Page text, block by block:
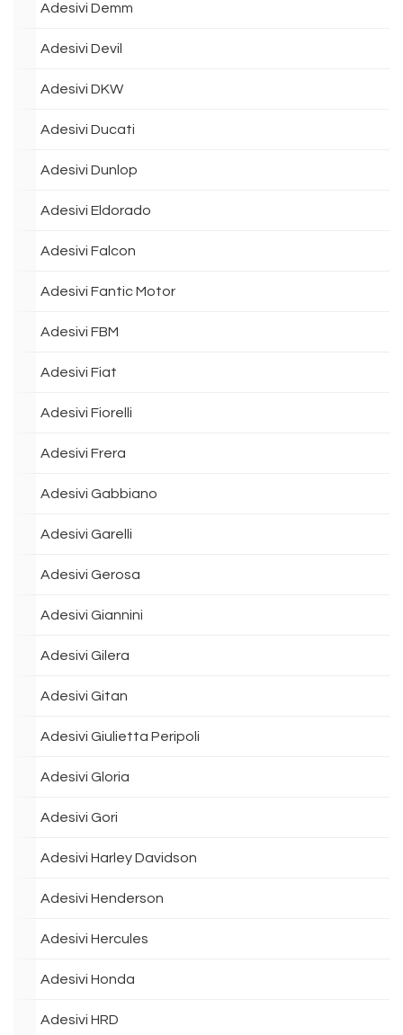
Adesivi Demm
Adesivi Devil
Adesivi DKW
Adesivi Ducati
Adesivi Dunlop
Adesivi Eldorado
Adesivi Falcon
Adesivi Fantic Motor
Adesivi FBM
Adesivi Fiat
Adesivi Fiorelli
Adesivi Frera
Adesivi Gabbiano
Adesivi Garelli
Adesivi Gerosa
Adesivi Giannini
Adesivi Gilera
Adesivi Gitan
Adesivi Giulietta Peripoli
Adesivi Gloria
Adesivi Gori
Adesivi Harley Davidson
Adesivi Henderson
Adesivi Hercules
Adesivi Honda
Adesivi HRD